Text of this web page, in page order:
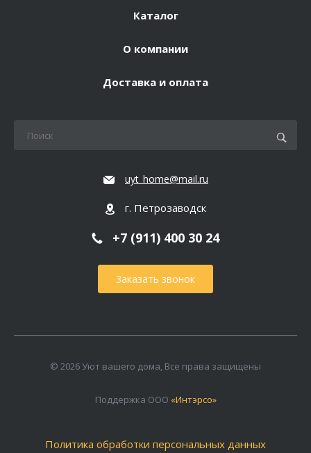
Каталог
О компании
Доставка и оплата
uyt_home@mail.ru
г. Петрозаводск
+7 (911) 400 30 24
Заказать звонок
© 2026 Уют вашего дома, Все права защищены
Поддержка ООО «Интэрсо»
Политика обработки персональных данных